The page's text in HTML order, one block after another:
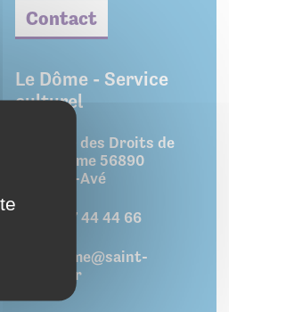
Contact
Le Dôme - Service
culturel
3, rue des Droits de
l'Homme 56890
Saint-Avé
02 97 44 44 66
ledome@saint-
ave.fr